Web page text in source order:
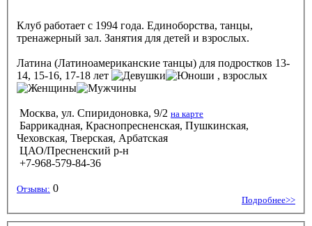
Клуб работает с 1994 года. Единоборства, танцы,
тренажерный зал. Занятия для детей и взрослых.
Латина (Латиноамериканские танцы) для подростков 13-
14, 15-16, 17-18 лет
, взрослых
Москва, ул. Спиридоновка, 9/2 на карте
Баррикадная, Краснопресненская, Пушкинская,
Чеховская, Тверская, Арбатская
ЦАО/Пресненский р-н
+7-968-579-84-36
Отзывы: 0
Подробнее>>